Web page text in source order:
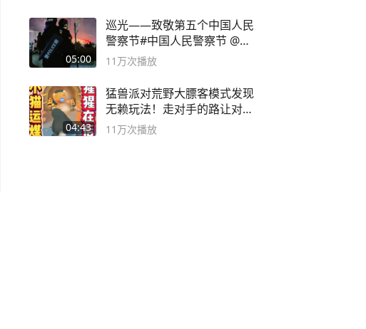
05:00
巡光——致敬第五个中国人民
警察节#中国人民警察节 @抖
音小助手
11万次播放
04:43
猛兽派对荒野大膘客模式发现
无赖玩法！走对手的路让对手
无路可走
11万次播放